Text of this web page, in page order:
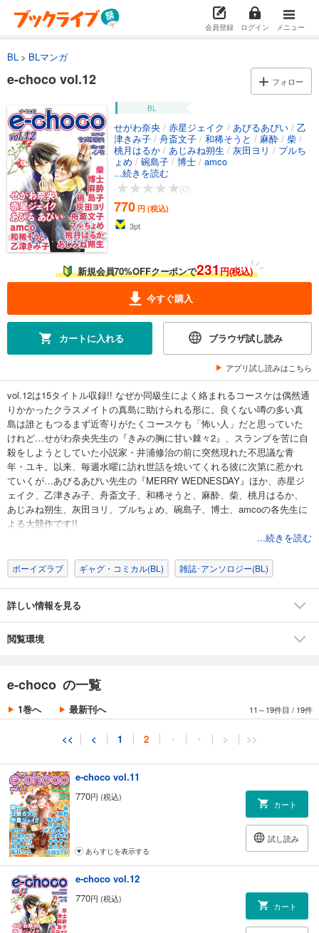
会員登録 ログイン メニュー
BL BLマンガ
e-choco vol.12 フォロー
BL
せがわ奈央 / 赤星ジェイク / あびるあびい / 乙
津きみ子 / 舟斎文子 / 和稀そうと / 麻酔 / 柴 /
桃月はるか / あじみね朔生 / 灰田ヨリ / プルち
ょめ / 碗島子 / 博士 / amco
...続きを読む
-
(0)
770 円 (税込)
3pt
新規会員70%OFFクーポンで231円(税込)
今すぐ購入
カートに入れる ブラウザ試し読み
アプリ試し読みはこちら
vol.12は15タイトル収録!! なぜか同級生によく絡まれるコースケは偶然通
りかかったクラスメイトの真島に助けられる形に。良くない噂の多い真
島は誰ともつるまず近寄りがたくコースケも「怖い人」だと思っていた
けれど…せがわ奈央先生の『きみの胸に甘い棘々2』、スランプを苦に自
殺をしようとしていた小説家・井浦修治の前に突然現れた不思議な青
年・ユキ。以来、毎週水曜に訪れ世話を焼いてくれる彼に次第に惹かれ
ていくが…あびるあびい先生の『MERRY WEDNESDAY』ほか、赤星ジ
ェイク、乙津きみ子、舟斎文子、和稀そうと、麻酔、柴、桃月はるか、
あじみね朔生、灰田ヨリ、プルちょめ、碗島子、博士、amcoの各先生に
よる大競作です!!
...続きを読む
ボーイズラブ ギャグ・コミカル(BL) 雑誌･アンソロジー(BL)
詳しい情報を見る
閲覧環境
e-choco の一覧
1巻へ 最新刊へ 11～19件目 / 19件
<< < 1 2 ・ ・ > >>
試し読み
あらすじを表示する
770円 (税込)
試し読み
あらすじを表示する
e-choco vol.5
770円 (税込)
あらすじを表示する
e-choco vol.6
770
あらすじを表示する
770円 (税込)
カート
試し読み
あらすじを表示する
e-choco vol.8
770
円 (税込)
カート
試し読み
e-choco vol.9
770円 (税込)
カート
試し読み
770円 (税込)
e-choco vol.11
770円 (税込)
カート
試し読み
あらすじを表示する
e-choco vol.12
770円 (税込)
カート